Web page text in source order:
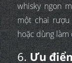
whisky ngon
một chai
hoặc dùng
6.Ưu